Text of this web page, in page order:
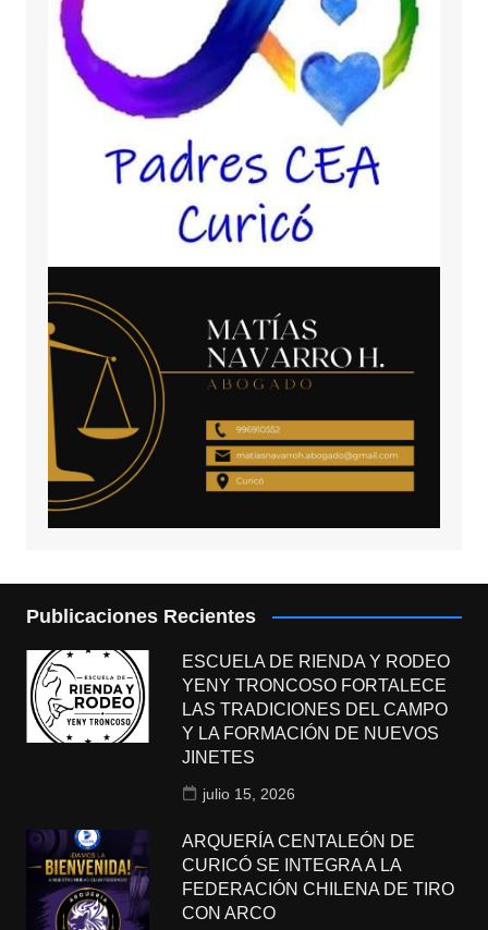
Publicaciones Recientes
ESCUELA DE RIENDA Y RODEO
YENY TRONCOSO FORTALECE
LAS TRADICIONES DEL CAMPO
Y LA FORMACIÓN DE NUEVOS
JINETES
julio 15, 2026
ARQUERÍA CENTALEÓN DE
CURICÓ SE INTEGRA A LA
FEDERACIÓN CHILENA DE TIRO
CON ARCO